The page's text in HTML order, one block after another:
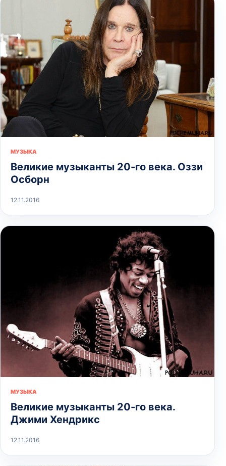
МУЗЫКА
Великие музыканты 20-го века. Оззи
Осборн
12.11.2016
МУЗЫКА
Великие музыканты 20-го века.
Джими Хендрикс
12.11.2016